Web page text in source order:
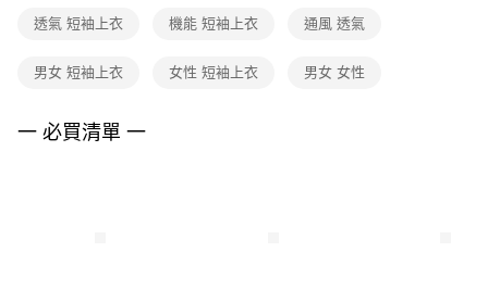
權轉讓予恩沛科技股份有限公司。
３．未成年的使用者請事先徵得法定代理人或監護人之同意方可使用
４．使用「AFTEE先享後付」時，將依據個別帳號之用戶狀況，依本公司即
透氣 短袖上衣 機能 短袖上衣 通風 透氣
男女 短袖上衣 女性 短袖上衣 男女 女性
一 必買清單 一